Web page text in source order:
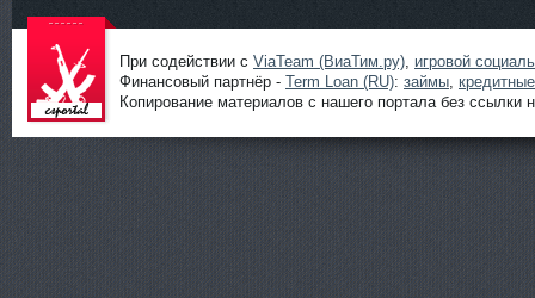
Шутеры
онлайн от
ShootGame:
новости,
статьи,
обзоры и
прохождени
я игр
При содействии с ViaTeam (ВиаТим.ру), игровой
Финансовый партнёр - Term Loan (RU): займы,
Копирование материалов с нашего портала без ссылки